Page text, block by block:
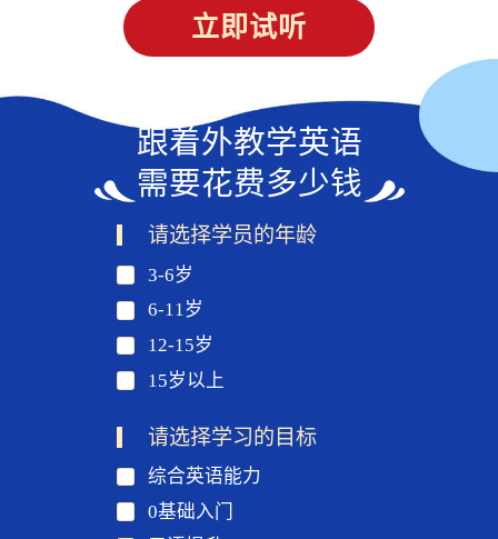
立即试听
跟着外教学英语
需要花费多少钱
请选择学员的年龄
3-6岁
6-11岁
12-15岁
15岁以上
请选择学习的目标
综合英语能力
0基础入门